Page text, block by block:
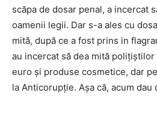
scăpa de dosar penal, a incercat
oamenii legii. Dar s-a ales cu
mită, după ce a fost prins in
au incercat să dea mită
euro și produse cosmetice, dar
la Anticorupție. Așa că, acum